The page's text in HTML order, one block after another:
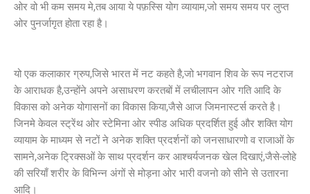
ओर वो भी कम समय मे,तब आया ये पफ़स्सि योग व्यायाम,जो समय समय पर लुप्त
ओर पुनर्जागृत होता रहा है।
यो एक कलाकार ग्रुप,जिसे भारत में नट कहते है,जो भगवान शिव के रूप नटराज
के आराधक है,उन्होंने अपने असाधरण करतबों में लचीलापन ओर गति आदि के
विकास को अनेक योगासनों का विकास किया,जैसे आज जिमनास्टर्स करते है।
जिनमे केवल स्ट्रेंथ ओर स्टेमिना ओर स्पीड अधिक प्रदर्शित हुई और शक्ति योग
व्यायाम के माध्यम से नटों ने अनेक शक्ति प्रदर्शनों को जनसाधारणो व राजाओं के
सामने,अनेक ट्रिक्सओं के साथ प्रदर्शन कर आश्चर्यजनक खेल दिखाएं,जैसे-लोहे
की सरियाँ शरीर के विभिन्न अंगों से मोड़ना ओर भारी वजनो को सीने से उतारना
आदि।